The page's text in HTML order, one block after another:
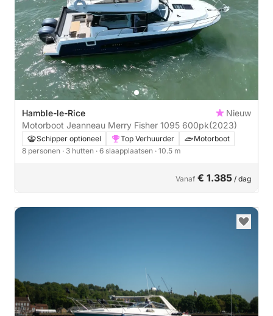
Hamble-le-Rice
Nieuw
Motorboot Jeanneau Merry Fisher 1095 600pk(2023)
Schipper optioneel Top Verhuurder
Motorboot
8 personen · 3 hutten · 6 slaapplaatsen · 10.5 m
Vanaf € 1.385 / dag